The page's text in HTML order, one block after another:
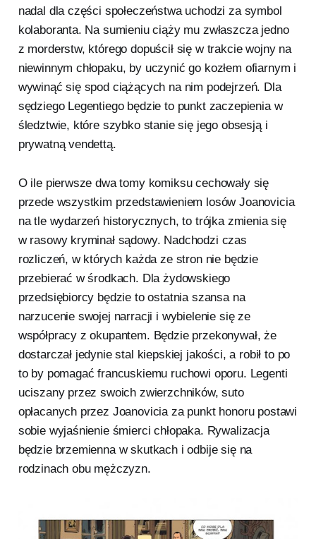
nadal dla części społeczeństwa uchodzi za symbol
kolaboranta. Na sumieniu ciąży mu zwłaszcza jedno
z morderstw, którego dopuścił się w trakcie wojny na
niewinnym chłopaku, by uczynić go kozłem ofiarnym i
wywinąć się spod ciążących na nim podejrzeń. Dla
sędziego Legentiego będzie to punkt zaczepienia w
śledztwie, które szybko stanie się jego obsesją i
prywatną vendettą.
O ile pierwsze dwa tomy komiksu cechowały się
przede wszystkim przedstawieniem losów Joanovicia
na tle wydarzeń historycznych, to trójka zmienia się
w rasowy kryminał sądowy. Nadchodzi czas
rozliczeń, w których każda ze stron nie będzie
przebierać w środkach. Dla żydowskiego
przedsiębiorcy będzie to ostatnia szansa na
narzucenie swojej narracji i wybielenie się ze
współpracy z okupantem. Będzie przekonywał, że
dostarczał jedynie stal kiepskiej jakości, a robił to po
to by pomagać francuskiemu ruchowi oporu. Legenti
uciszany przez swoich zwierzchników, suto
opłacanych przez Joanovicia za punkt honoru postawi
sobie wyjaśnienie śmierci chłopaka. Rywalizacja
będzie brzemienna w skutkach i odbije się na
rodzinach obu mężczyzn.